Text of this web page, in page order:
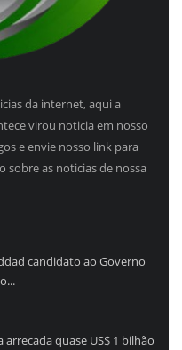
da internet, aqui a
virou noticia em nosso
e envie nosso link para
as noticias de nossa
candidato ao Governo
quase US$ 1 bilhão